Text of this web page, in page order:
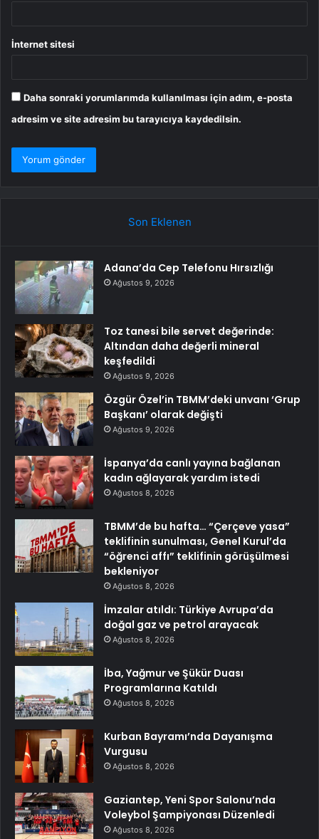
İnternet sitesi
Daha sonraki yorumlarımda kullanılması için adım, e-posta
adresim ve site adresim bu tarayıcıya kaydedilsin.
Son Eklenen
Adana’da Cep Telefonu Hırsızlığı
Ağustos 9, 2026
Toz tanesi bile servet değerinde:
Altından daha değerli mineral
keşfedildi
Ağustos 9, 2026
Özgür Özel’in TBMM’deki unvanı ‘Grup
Başkanı’ olarak değişti
Ağustos 9, 2026
İspanya’da canlı yayına bağlanan
kadın ağlayarak yardım istedi
Ağustos 8, 2026
TBMM’de bu hafta… “Çerçeve yasa”
teklifinin sunulması, Genel Kurul’da
“öğrenci affı” teklifinin görüşülmesi
bekleniyor
Ağustos 8, 2026
İmzalar atıldı: Türkiye Avrupa’da
doğal gaz ve petrol arayacak
Ağustos 8, 2026
İba, Yağmur ve Şükür Duası
Programlarına Katıldı
Ağustos 8, 2026
Kurban Bayramı’nda Dayanışma
Vurgusu
Ağustos 8, 2026
Gaziantep, Yeni Spor Salonu’nda
Voleybol Şampiyonası Düzenledi
Ağustos 8, 2026